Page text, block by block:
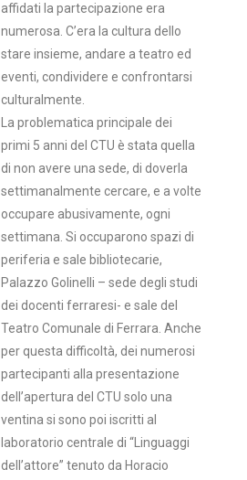
affidati la partecipazione era
numerosa. C’era la cultura dello
stare insieme, andare a teatro ed
eventi, condividere e confrontarsi
culturalmente.
La problematica principale dei
primi 5 anni del CTU è stata quella
di non avere una sede, di doverla
settimanalmente cercare, e a volte
occupare abusivamente, ogni
settimana. Si occuparono spazi di
periferia e sale bibliotecarie,
Palazzo Golinelli – sede degli studi
dei docenti ferraresi- e sale del
Teatro Comunale di Ferrara. Anche
per questa difficoltà, dei numerosi
partecipanti alla presentazione
dell’apertura del CTU solo una
ventina si sono poi iscritti al
laboratorio centrale di “Linguaggi
dell’attore” tenuto da Horacio